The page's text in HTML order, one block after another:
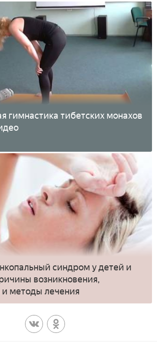
гимнастика тибетских монахов
синдром у детей и
возникновения,
и методы лечения